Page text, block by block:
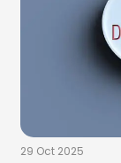
29 Oct 2025